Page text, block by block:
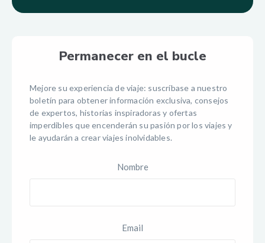
Permanecer en el bucle
Mejore su experiencia de viaje: suscríbase a nuestro
boletín para obtener información exclusiva, consejos
de expertos, historias inspiradoras y ofertas
imperdibles que encenderán su pasión por los viajes y
le ayudarán a crear viajes inolvidables.
Nombre
Email